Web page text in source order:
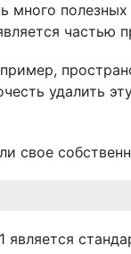
много
частью
удалить
свое
является